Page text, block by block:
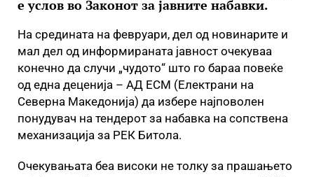
e услов во Законот за јавните набавки.
На средината на февруари, дел од новинарите и
мал дел од информираната јавност очекуваа
конечно да случи „чудото“ што го бараа повеќе
од една деценија – АД ЕСМ (Електрани на
Северна Македонија) да избере најповолен
понудувач на тендерот за набавка на сопствена
механизација за РЕК Битола.
Очекувањата беа високи не толку за прашањето